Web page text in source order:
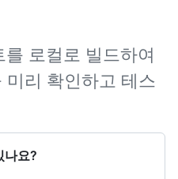
로컬로 빌드하여
리 확인하고 테스
나요?